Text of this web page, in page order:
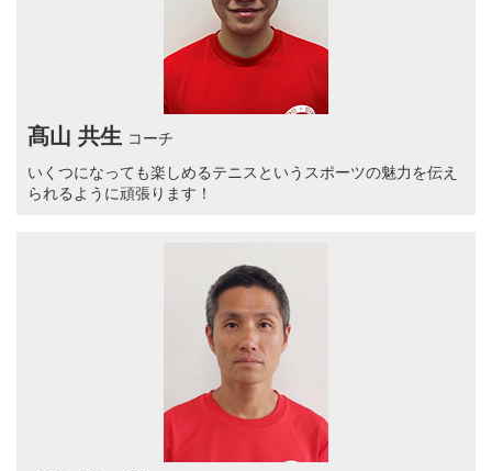
髙山 共生 コーチ
いくつになっても楽しめるテニスというスポーツの魅力を伝え
られるように頑張ります！